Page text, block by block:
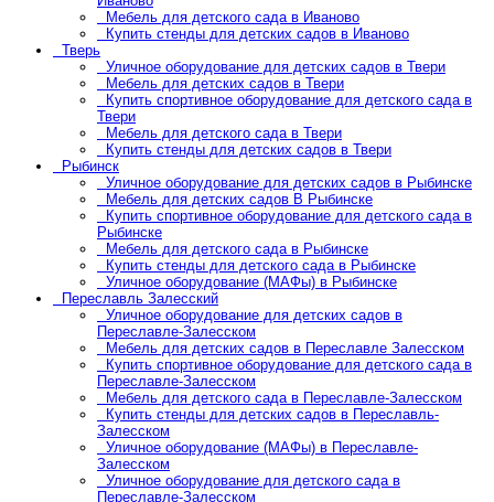
Мебель для детского сада в Иваново
Купить стенды для детских садов в Иваново
Тверь
Уличное оборудование для детских садов в Твери
Мебель для детских садов в Твери
Купить спортивное оборудование для детского сада в
Твери
Мебель для детского сада в Твери
Купить стенды для детских садов в Твери
Рыбинск
Уличное оборудование для детских садов в Рыбинске
Мебель для детских садов В Рыбинске
Купить спортивное оборудование для детского сада в
Рыбинске
Мебель для детского сада в Рыбинске
Купить стенды для детского сада в Рыбинске
Уличное оборудование (МАФы) в Рыбинске
Переславль Залесский
Уличное оборудование для детских садов в
Переславле-Залесском
Мебель для детских садов в Переславле Залесском
Купить спортивное оборудование для детского сада в
Переславле-Залесском
Мебель для детского сада в Переславле-Залесском
Купить стенды для детских садов в Переславль-
Залесском
Уличное оборудование (МАФы) в Переславле-
Залесском
Уличное оборудование для детского сада в
Переславле-Залесском